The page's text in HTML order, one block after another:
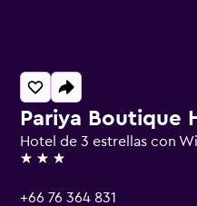
Pariya Boutique
Hotel de 3 estrellas con
3 estrellas
+66 76 364 831